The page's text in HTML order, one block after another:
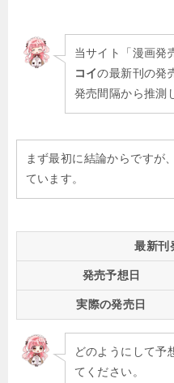
当サイト「漫画発
コイの最新刊の発
発売間隔から推測
まず最初に結論からですが
ています。
最新刊
発売予想日
実際の発売日
どのようにして予
てください。